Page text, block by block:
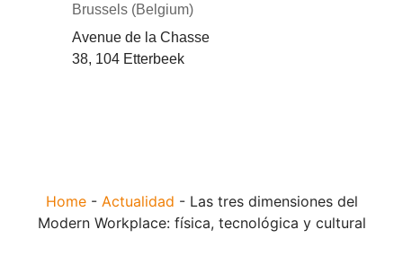
Brussels (Belgium)
Avenue de la Chasse
38, 104 Etterbeek
Home- Actualidad - Las tres dimensiones del
Modern Workplace: física, tecnológica y cultural